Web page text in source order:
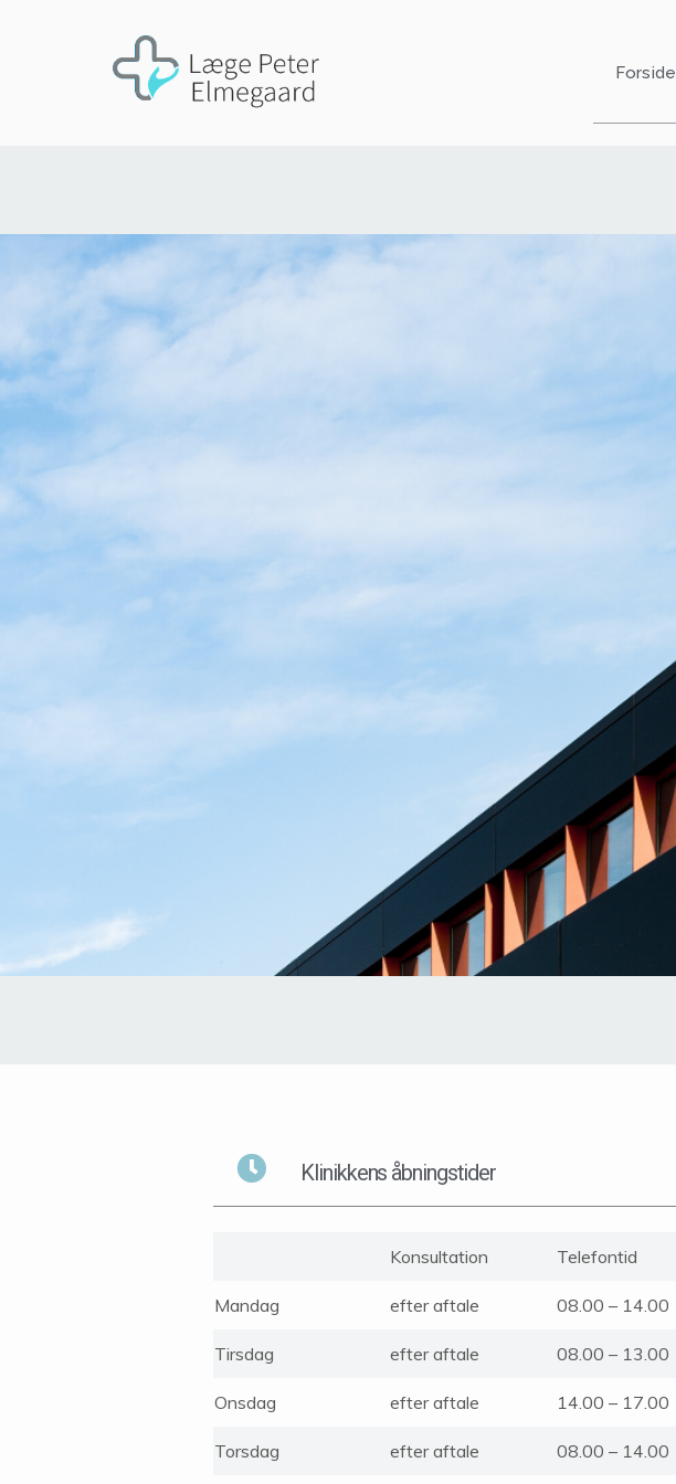
Forside
Klinikkens åbningstider
Konsultation Telefontid
Mandag efter aftale 08.00 – 14.00
Tirsdag efter aftale 08.00 – 13.00
Onsdag efter aftale 14.00 – 17.00
Torsdag efter aftale 08.00 – 14.00